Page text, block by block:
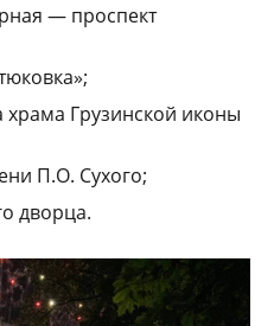
— проспект
Грузинской иконы
П.О. Сухого;
дворца.